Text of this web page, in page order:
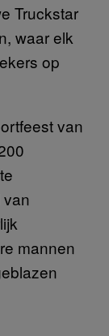
Truckstar
waar elk
op
van
mannen